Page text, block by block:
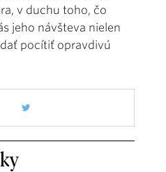
v duchu toho, čo
jeho návšteva nielen
pocítiť opravdivú